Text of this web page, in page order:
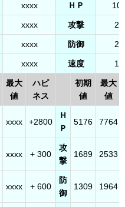
xxxx ＨＰ
xxxx 攻撃
xxxx 防御
xxxx 速度
最大
値
ハピ
ネス
初期
値
最大
値
xxxx +2800
Ｈ
Ｐ
5176 7764
xxxx + 300
攻
撃
1689 2533
xxxx + 600
防
御
1309 1964